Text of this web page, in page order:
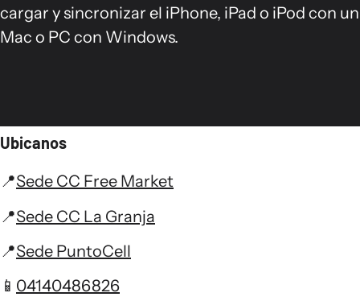
cargar y sincronizar el iPhone, iPad o iPod con un
Mac o PC con Windows.
Ubicanos
📍Sede CC Free Market
📍Sede CC La Granja
📍Sede PuntoCell
📱 04140486826